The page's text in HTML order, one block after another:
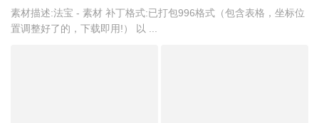
素材描述:法宝 - 素材 补丁格式:已打包996格式（包含表格，坐标位
置调整好了的，下载即用!） 以 ...